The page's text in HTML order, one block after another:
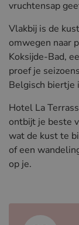
vruchtensap
Vlakbij is de
omwegen naar
Koksijde-Bad,
proef je
Belgisch biertje
Hotel La
ontbijt je beste
wat de kust te
of een
op je.